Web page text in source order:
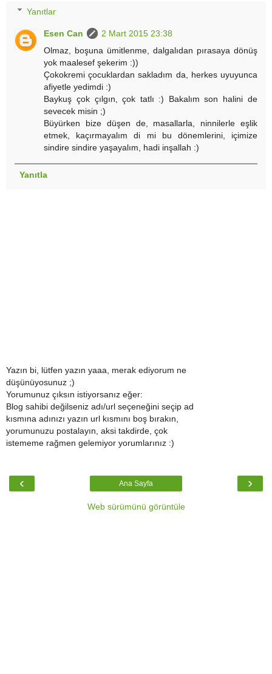
Yanıtlar
Esen Can
2 Mart 2015 23:38
Olmaz, boşuna ümitlenme, dalgalıdan pırasaya dönüş
yok maalesef şekerim :))
Çokokremi çocuklardan sakladım da, herkes uyuyunca
afiyetle yedimdi :)
Baykuş çok çılgın, çok tatlı :) Bakalım son halini de
sevecek misin ;)
Büyürken bize düşen de, masallarla, ninnilerle eşlik
etmek, kaçırmayalım di mi bu dönemlerini, içimize
sindire sindire yaşayalım, hadi inşallah :)
Yanıtla
Yazın bi, lütfen yazın yaaa, merak ediyorum ne
düşünüyosunuz ;)
Yorumunuz çıksın istiyorsanız eğer:
Blog sahibi değilseniz adı/url seçeneğini seçip ad
kısmına adınızı yazın url kısmını boş bırakın,
yorumunuzu postalayın, aksi takdirde, çok
istememe rağmen gelemiyor yorumlarınız :)
‹ ›
Ana Sayfa
Web sürümünü görüntüle